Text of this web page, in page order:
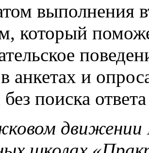
выполнения
который
анкетах и
без поиска